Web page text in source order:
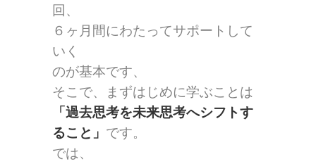
回、
６ヶ月間にわたってサポートして
いく
のが基本です、
そこで、まずはじめに学ぶことは
「過去思考を未来思考へシフトす
ること」 です。
では、